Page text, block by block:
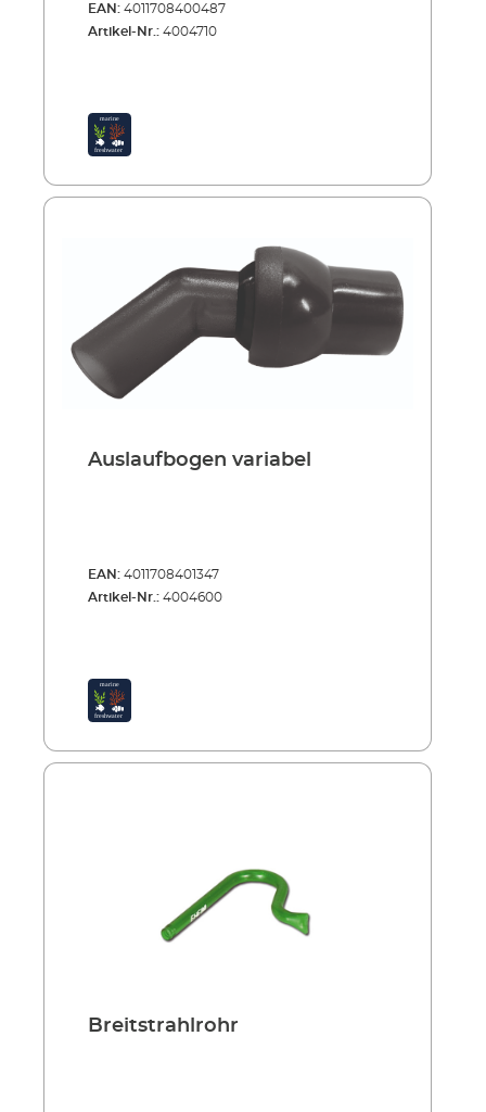
EAN: 4011708400487
Artikel-Nr.: 4004710
Auslaufbogen variabel
EAN: 4011708401347
Artikel-Nr.: 4004600
Breitstrahlrohr